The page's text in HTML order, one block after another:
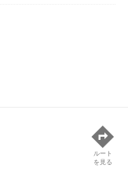
ルート
を見る